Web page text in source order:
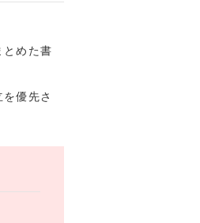
めた書
優先さ